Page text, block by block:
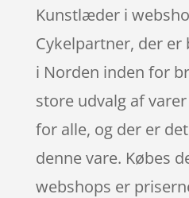
Kunstlæder i
Cykelpartner, der
i Norden inden for
store udvalg af
for alle, og der er
denne vare. Købes
webshops er